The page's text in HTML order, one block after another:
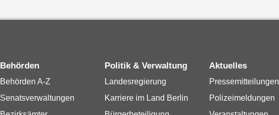
Behörden
Behörden A-Z
Senatsverwaltungen
Politik & Verwaltung
Landesregierung
Karriere im Land Berlin
Aktuelles
Pressemitteilungen
Polizeimeldungen